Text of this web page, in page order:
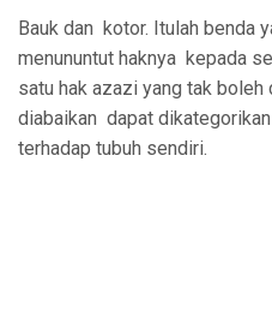
Bauk dan kotor. Itulah benda
menununtut haknya kepada
satu hak azazi yang tak boleh
diabaikan dapat
terhadap tubuh sendiri.